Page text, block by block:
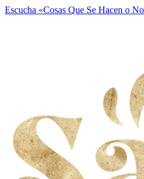
Escucha «Cosas Que Se Hacen o